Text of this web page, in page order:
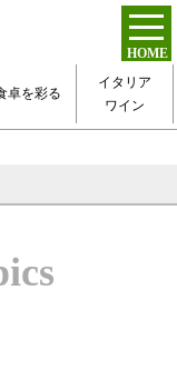
HOME
卓を彩る
イタリア
ワイン